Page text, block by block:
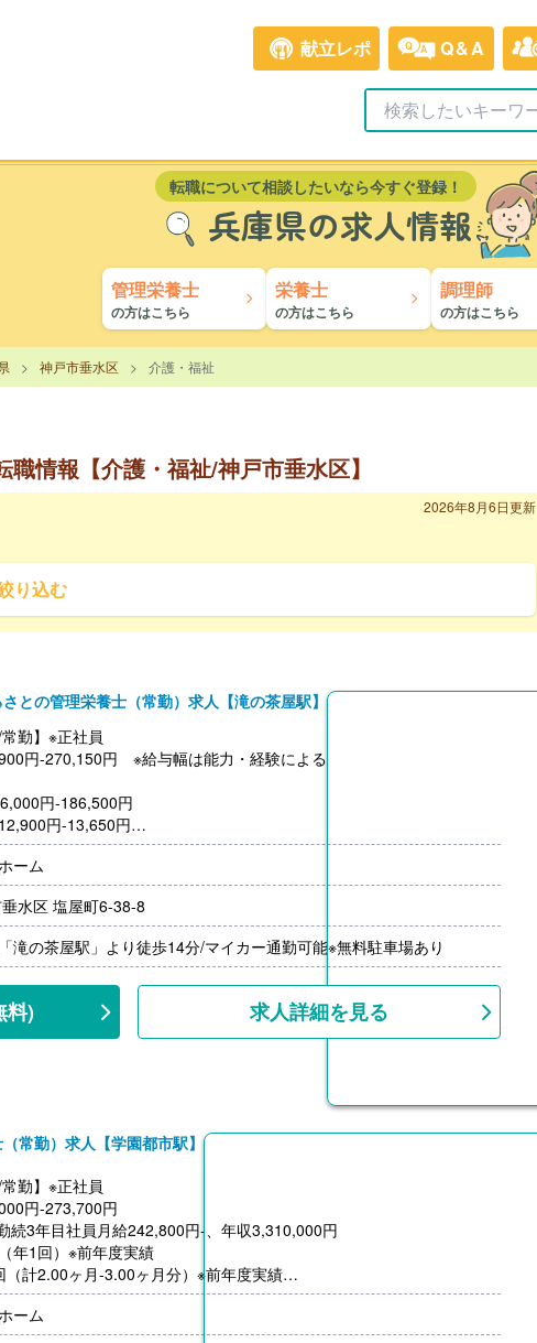
献立レポ Q&A
転職について相談したいなら今すぐ登録！
兵庫県の求人情報
管理栄養士
の方はこちら
栄養士
の方はこちら
調理師
の方はこちら
神戸市垂水区 介護・福祉
情報【介護・福祉/神戸市垂水区】
2026年8月6日更新
り込む
との管理栄養士（常勤）求人【滝の茶屋駅】
常勤】※正社員
円-270,150円 ※給与幅は能力・経験による
円-186,500円
円-13,650円
円-70,000円
計3.40ヶ月分）※前年度実績
り（上限30,000円/月）
※前年度実績なし
ーム
水区 塩屋町6-38-8
滝の茶屋駅」より徒歩14分/マイカー通勤可能※無料駐車場あり
料) 求人詳細を見る
常勤）求人【学園都市駅】
常勤】※正社員
円-273,700円
続3年目社員月給242,800円-、年収3,310,000円
年1回）※前年度実績
（計2.00ヶ月-3.00ヶ月分）※前年度実績
り（上限30,000円/月）
※勤続3年以上
ーム